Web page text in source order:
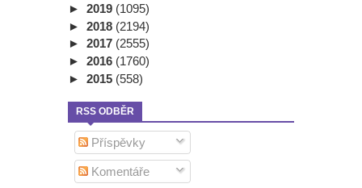
► 2019 (1095)
► 2018 (2194)
► 2017 (2555)
► 2016 (1760)
► 2015 (558)
RSS ODBĚR
Příspěvky
Komentáře